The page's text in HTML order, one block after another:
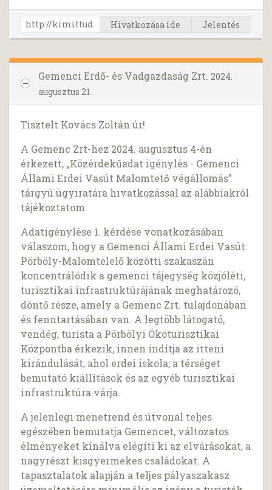
Hivatkozása ide Jelentés
Gemenci Erdő- és Vadgazdaság Zrt. 2024.
augusztus 21.
Tisztelt Kovács Zoltán úr!
A Gemenc Zrt-hez 2024. augusztus 4-én
érkezett, „Közérdekűadat igénylés - Gemenci
Állami Erdei Vasút Malomtető végállomás”
tárgyú ügyiratára hivatkozással az alábbiakról
tájékoztatom.
Adatigénylése 1. kérdése vonatkozásában
válaszom, hogy a Gemenci Állami Erdei Vasút
Pörböly-Malomtelelő közötti szakaszán
koncentrálódik a gemenci tájegység közjóléti,
turisztikai infrastruktúrájának meghatározó,
döntő része, amely a Gemenc Zrt. tulajdonában
és fenntartásában van. A legtöbb látogató,
vendég, turista a Pörbölyi Ökoturisztikai
Központba érkezik, innen indítja az itteni
kirándulását, ahol erdei iskola, a térséget
bemutató kiállítások és az egyéb turisztikai
infrastruktúra várja.
A jelenlegi menetrend és útvonal teljes
egészében bemutatja Gemencet, változatos
élményeket kínálva elégíti ki az elvárásokat, a
nagyrészt kisgyermekes családokat. A
tapasztalatok alapján a teljes pályaszakasz